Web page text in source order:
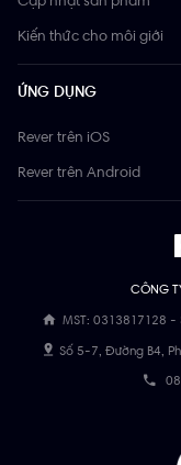
CÔNG
MST: 0313817128 -
Số 5-7, Đường B4,
Kiến thức cho môi giới
ỨNG DỤNG
Rever trên iOS
Rever trên Android